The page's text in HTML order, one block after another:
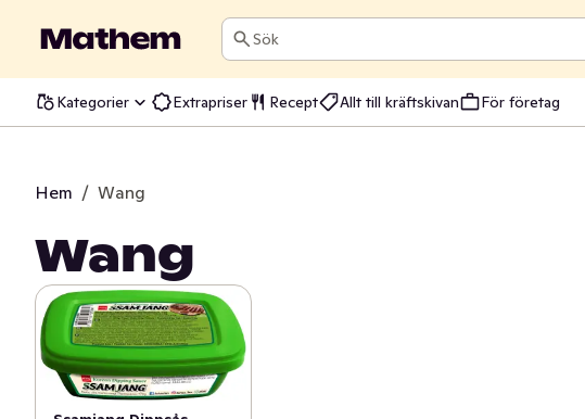
Sök
Kategorier Extrapriser Recept Allt till kräftskivan För företag
Hem / Wang
Wang